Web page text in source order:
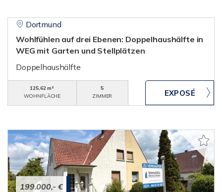
Dortmund
Wohlfühlen auf drei Ebenen: Doppelhaushälfte in
WEG mit Garten und Stellplätzen
Doppelhaushälfte
125,62 m²
WOHNFLÄCHE
5
ZIMMER
199.000,- €